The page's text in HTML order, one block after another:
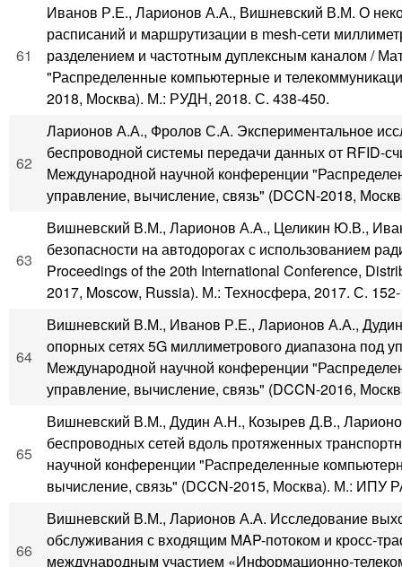
61
Иванов Р.Е., Ларионов А.А., Вишневский В.М. О
расписаний и маршрутизации в mesh-сети
разделением и частотным дуплексным каналом /
"Распределенные компьютерные и
2018, Москва). М.: РУДН, 2018. С. 438-450.
62
Ларионов А.А., Фролов С.А. Экспериментальное
беспроводной системы передачи данных от RFID-
Международной научной конференции
управление, вычисление, связь" (DCCN-2018,
63
Вишневский В.М., Ларионов А.А., Целикин Ю.В.,
безопасности на автодорогах с использованием
Proceedings of the 20th International Conference,
2017, Moscow, Russia). М.: Техносфера, 2017. С.
64
Вишневский В.М., Иванов Р.Е., Ларионов А.А.,
опорных сетях 5G миллиметрового диапазона под
Международной научной конференции
управление, вычисление, связь" (DCCN-2016,
65
Вишневский В.М., Дудин А.Н., Козырев Д.В.,
беспроводных сетей вдоль протяженных
научной конференции "Распределенные
вычисление, связь" (DCCN-2015, Москва). М.: ИПУ
66
Вишневский В.М., Ларионов А.А. Исследование
обслуживания с входящим MAP-потоком и кросс-
международным участием «Информационно-